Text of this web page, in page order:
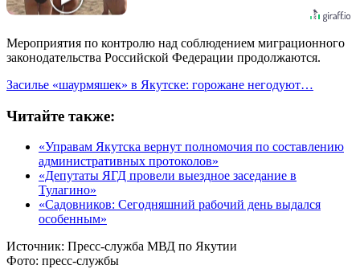
Мероприятия по контролю над соблюдением миграционного
законодательства Российской Федерации продолжаются.
Засилье «шаурмяшек» в Якутске: горожане негодуют…
Читайте также:
«Управам Якутска вернут полномочия по составлению
административных протоколов»
«Депутаты ЯГД провели выездное заседание в
Тулагино»
«Садовников: Сегодняшний рабочий день выдался
особенным»
Источник: Пресс-служба МВД по Якутии
Фото: пресс-службы